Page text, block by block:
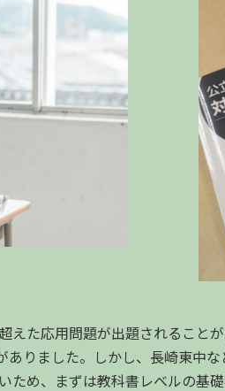
た応用問題が出題されること
ありました。しかし、長崎東中
ため、まずは教科書レベルの基